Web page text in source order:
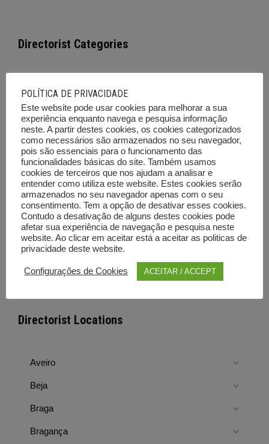
Directorist Categories
Empresas e Serviços
Cursos de Formação
Imóveis
Viaturas
Emprego
Ferramentas e Equipamentos
Diversos
Leilões e outras vendas
Directorist Locations
Aveiro
Beja
Braga
Bragança
POLÍTICA DE PRIVACIDADE
Este website pode usar cookies para melhorar a sua
experiência enquanto navega e pesquisa informação
neste. A partir destes cookies, os cookies categorizados
como necessários são armazenados no seu navegador,
pois são essenciais para o funcionamento das
funcionalidades básicas do site. Também usamos
cookies de terceiros que nos ajudam a analisar e
entender como utiliza este website. Estes cookies serão
armazenados no seu navegador apenas com o seu
consentimento. Tem a opção de desativar esses cookies.
Contudo a desativação de alguns destes cookies pode
afetar sua experiência de navegação e pesquisa neste
website. Ao clicar em aceitar está a aceitar as politicas de
privacidade deste website.
Configurações de Cookies ACEITAR / ACCEPT